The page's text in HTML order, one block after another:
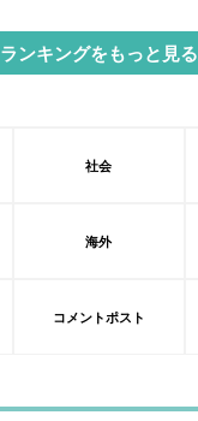
ランキングをもっと見る
社会
海外
コメントポスト